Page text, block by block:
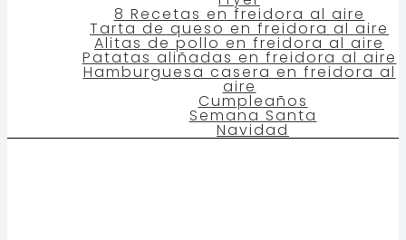
8 Recetas en freidora al aire
Tarta de queso en freidora al aire
Alitas de pollo en freidora al aire
Patatas aliñadas en freidora al aire
Hamburguesa casera en freidora al
aire
Cumpleaños
Semana Santa
Navidad